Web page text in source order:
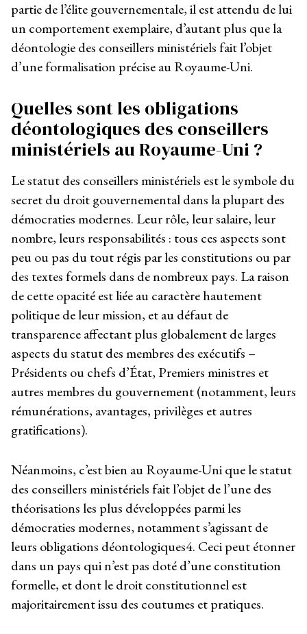
partie de l’élite gouvernementale, il est attendu de lui
un comportement exemplaire, d’autant plus que la
déontologie des conseillers ministériels fait l’objet
d’une formalisation précise au Royaume-Uni.
Quelles sont les obligations
déontologiques des conseillers
ministériels au Royaume-Uni ?
Le statut des conseillers ministériels est le symbole du
secret du droit gouvernemental dans la plupart des
démocraties modernes. Leur rôle, leur salaire, leur
nombre, leurs responsabilités : tous ces aspects sont
peu ou pas du tout régis par les constitutions ou par
des textes formels dans de nombreux pays. La raison
de cette opacité est liée au caractère hautement
politique de leur mission, et au défaut de
transparence affectant plus globalement de larges
aspects du statut des membres des exécutifs –
Présidents ou chefs d’État, Premiers ministres et
autres membres du gouvernement (notamment, leurs
rémunérations, avantages, privilèges et autres
gratifications).
Néanmoins, c’est bien au Royaume-Uni que le statut
des conseillers ministériels fait l’objet de l’une des
théorisations les plus développées parmi les
démocraties modernes, notamment s’agissant de
leurs obligations déontologiques4. Ceci peut étonner
dans un pays qui n’est pas doté d’une constitution
formelle, et dont le droit constitutionnel est
majoritairement issu des coutumes et pratiques.